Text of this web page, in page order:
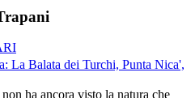
La Balata dei Turchi, Punta Nica',
ha ancora visto la natura che